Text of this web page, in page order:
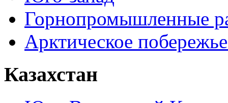
Горнопромышленные
Арктическое
Казахстан